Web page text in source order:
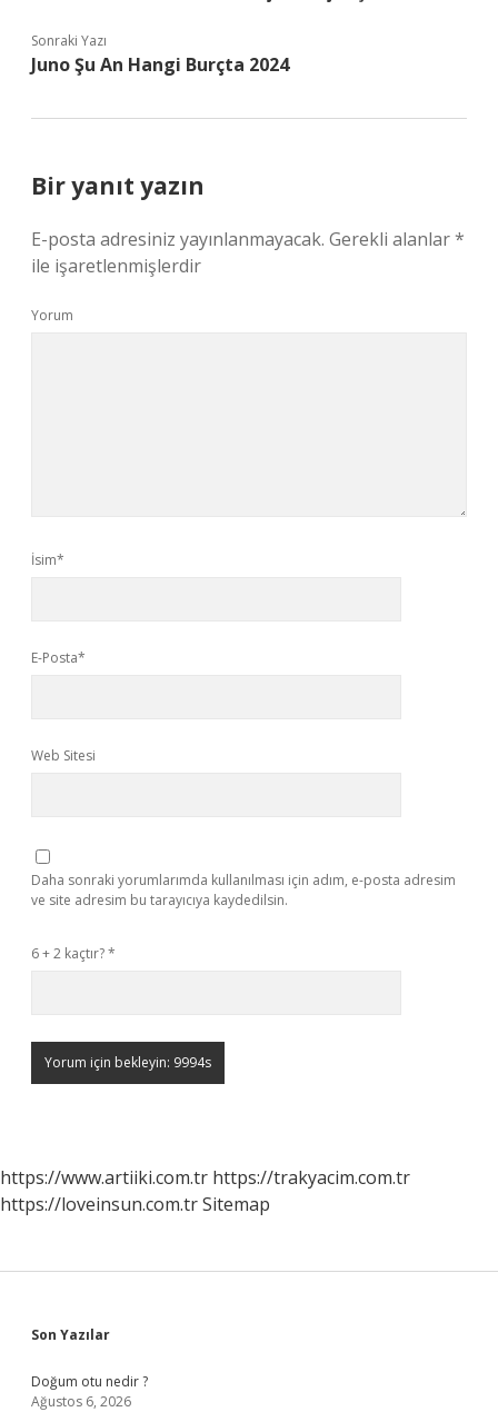
Sonraki Yazı
Juno Şu An Hangi Burçta 2024
Bir yanıt yazın
E-posta adresiniz yayınlanmayacak. Gerekli alanlar*
ile işaretlenmişlerdir
Yorum
İsim*
E-Posta*
Web Sitesi
Daha sonraki yorumlarımda kullanılması için adım, e-posta adresim
ve site adresim bu tarayıcıya kaydedilsin.
6 + 2 kaçtır?*
https://www.artiiki.com.tr https://trakyacim.com.tr
https://loveinsun.com.trSitemap
Sidebar
Son Yazılar
Doğum otu nedir ?
Ağustos 6, 2026